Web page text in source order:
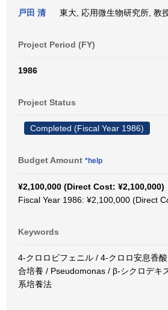
戸田 清 東大, 応用微生物研究所, 教
Project Period (FY)
1986
Project Status
Completed (Fiscal Year 1986)
Budget Amount *help
¥2,100,000 (Direct Cost: ¥2,100,000)
Fiscal Year 1986: ¥2,100,000 (Direct
Keywords
4-クロロビフェニル / 4-クロロ安息香
合培養 / Pseudomonas / β-シクロデキ
系培養法